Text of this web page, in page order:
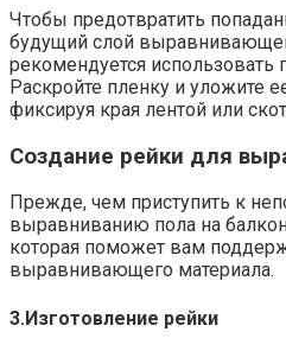
Чтобы предотвратить
будущий слой
рекомендуется
Раскройте пленку и уложите
фиксируя края лентой или
Создание рейки для
Прежде, чем приступить к
выравниванию пола на
которая поможет вам
выравнивающего материала.
3.​Изготовление рейки